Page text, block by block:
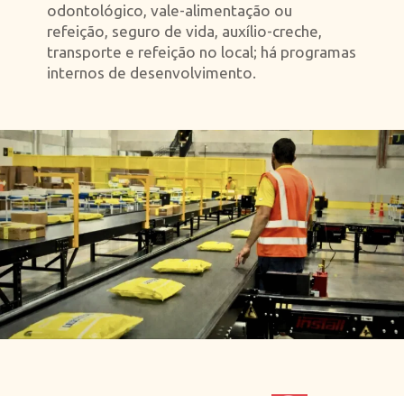
odontológico, vale-alimentação ou
refeição, seguro de vida, auxílio-creche,
transporte e refeição no local; há programas
internos de desenvolvimento.